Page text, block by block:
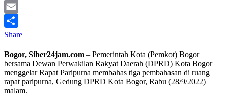
WhatsApp
Email
Share
Bogor, Siber24jam.com – Pemerintah Kota (Pemkot) Bogor
bersama Dewan Perwakilan Rakyat Daerah (DPRD) Kota Bogor
menggelar Rapat Paripurna membahas tiga pembahasan di ruang
rapat paripurna, Gedung DPRD Kota Bogor, Rabu (28/9/2022)
malam.